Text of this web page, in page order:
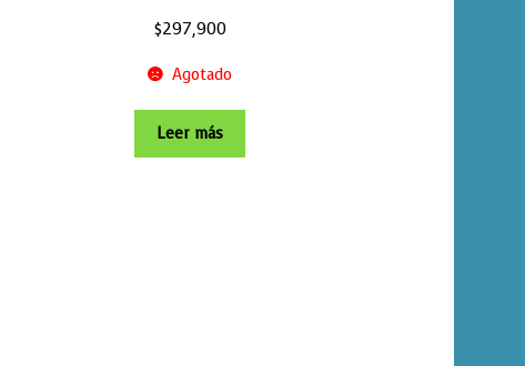
$297,900
Agotado
Leer más